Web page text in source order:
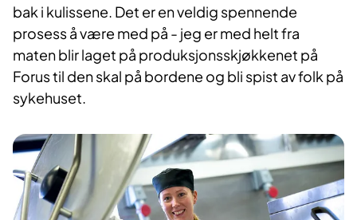
bak i kulissene. Det er en veldig spennende
prosess å være med på - jeg er med helt fra
maten blir laget på produksjonsskjøkkenet på
Forus til den skal på bordene og bli spist av folk på
sykehuset.